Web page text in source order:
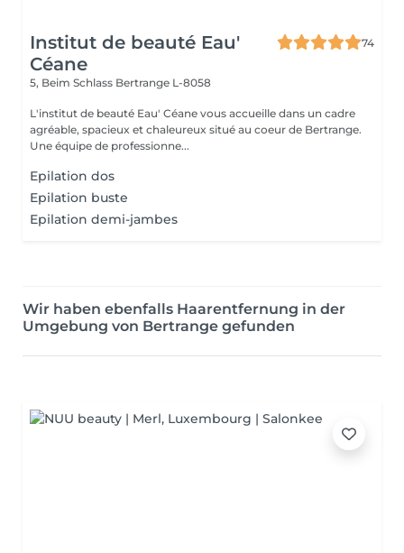
Institut de beauté Eau'
Céane
74
5, Beim Schlass Bertrange L-8058
L'institut de beauté Eau' Céane vous accueille dans un cadre
agréable, spacieux et chaleureux situé au coeur de Bertrange.
Une équipe de professionne...
Epilation dos
Epilation buste
Epilation demi-jambes
Wir haben ebenfalls Haarentfernung in der
Umgebung von Bertrange gefunden